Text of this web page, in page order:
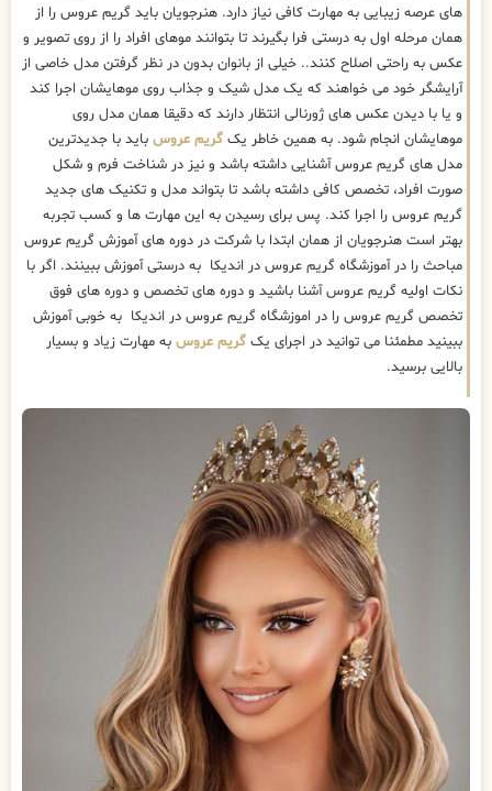
های عرصه زیبایی به مهارت کافی نیاز دارد. هنرجویان باید گریم عروس را از
همان مرحله اول به درستی فرا بگیرند تا بتوانند موهای افراد را از روی تصویر و
عکس به راحتی اصلاح کنند.. خیلی از بانوان بدون در نظر گرفتن مدل خاصی از
آرایشگر خود می خواهند که یک مدل شیک و جذاب روی موهایشان اجرا کند
و یا با دیدن عکس های ژورنالی انتظار دارند که دقیقا همان مدل روی
موهایشان انجام شود. به همین خاطر یک گریم عروس باید با جدیدترین
مدل های گریم عروس آشنایی داشته باشد و نیز در شناخت فرم و شکل
صورت افراد، تخصص کافی داشته باشد تا بتواند مدل و تکنیک های جدید
گریم عروس را اجرا کند. پس برای رسیدن به این مهارت ها و کسب تجربه
بهتر است هنرجویان از همان ابتدا با شرکت در دوره های آموزش گریم عروس
مباحث را در آموزشگاه گریم عروس در اندیکا به درستی آموزش ببینند. اگر با
نکات اولیه گریم عروس آشنا باشید و دوره های تخصص و دوره های فوق
تخصص گریم عروس را در اموزشگاه گریم عروس در اندیکا به خوبی آموزش
ببینید مطمئنا می توانید در اجرای یک گریم عروس به مهارت زیاد و بسیار
بالایی برسید.